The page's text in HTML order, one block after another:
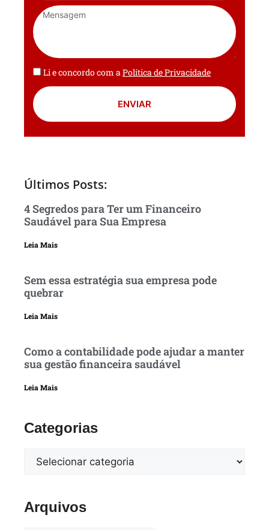
Li e concordo com aPolítica de Privacidade
ENVIAR
Últimos Posts:
4 Segredos para Ter um Financeiro
Saudável para Sua Empresa
Leia Mais
Sem essa estratégia sua empresa pode
quebrar
Leia Mais
Como a contabilidade pode ajudar a manter
sua gestão financeira saudável
Leia Mais
Categorias
Arquivos